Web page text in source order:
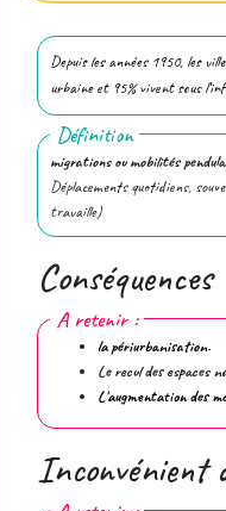
Depuis les années 1950, les
urbaine et 95% vivent sous
Définition
migrations ou mobilités
Déplacements quotidiens,
travaille)
Conséquences
A retenir :
la périurbanisation.
Le recul des espaces
L'augmentation des
Inconvénient